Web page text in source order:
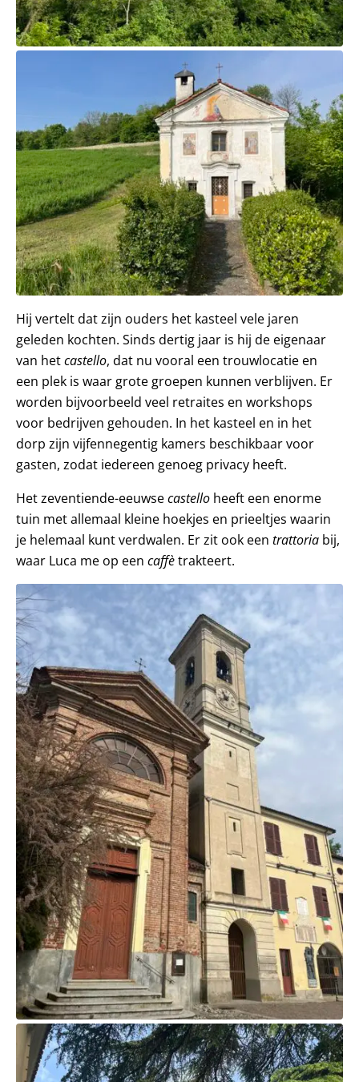
Hij vertelt dat zijn ouders het kasteel vele jaren
geleden kochten. Sinds dertig jaar is hij de eigenaar
van hetcastello, dat nu vooral een trouwlocatie en
een plek is waar grote groepen kunnen verblijven. Er
worden bijvoorbeeld veel retraites en workshops
voor bedrijven gehouden. In het kasteel en in het
dorp zijn vijfennegentig kamers beschikbaar voor
gasten, zodat iedereen genoeg privacy heeft.
Het zeventiende-eeuwsecastello heeft een enorme
tuin met allemaal kleine hoekjes en prieeltjes waarin
je helemaal kunt verdwalen. Er zit ook een trattoria bij,
waar Luca me op een caffètrakteert.